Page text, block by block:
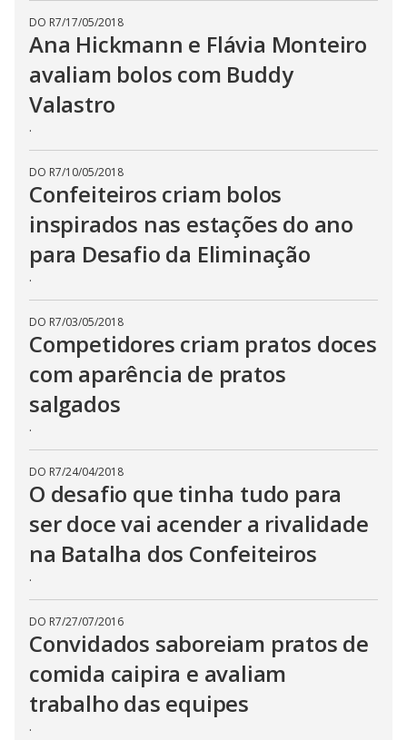
DO R7/17/05/2018
Ana Hickmann e Flávia Monteiro
avaliam bolos com Buddy
Valastro
.
DO R7/10/05/2018
Confeiteiros criam bolos
inspirados nas estações do ano
para Desafio da Eliminação
.
DO R7/03/05/2018
Competidores criam pratos doces
com aparência de pratos
salgados
.
DO R7/24/04/2018
O desafio que tinha tudo para
ser doce vai acender a rivalidade
na Batalha dos Confeiteiros
.
DO R7/27/07/2016
Convidados saboreiam pratos de
comida caipira e avaliam
trabalho das equipes
.